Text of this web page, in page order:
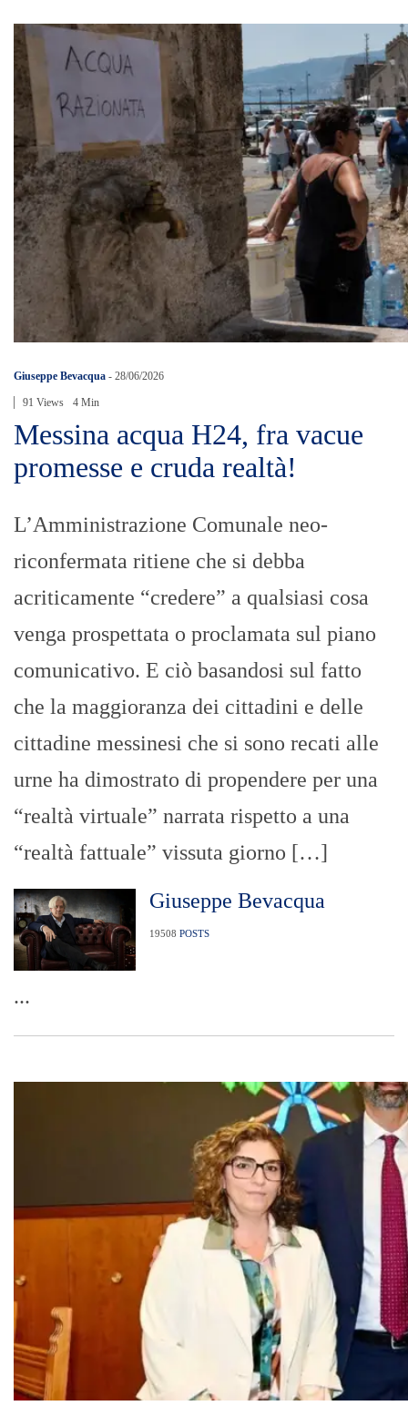
Giuseppe Bevacqua - 28/06/2026
91 Views 4 Min
Messina acqua H24, fra vacue
promesse e cruda realtà!
L’Amministrazione Comunale neo-
riconfermata ritiene che si debba
acriticamente “credere” a qualsiasi cosa
venga prospettata o proclamata sul piano
comunicativo. E ciò basandosi sul fatto
che la maggioranza dei cittadini e delle
cittadine messinesi che si sono recati alle
urne ha dimostrato di propendere per una
“realtà virtuale” narrata rispetto a una
“realtà fattuale” vissuta giorno […]
Giuseppe Bevacqua
19508 POSTS
...